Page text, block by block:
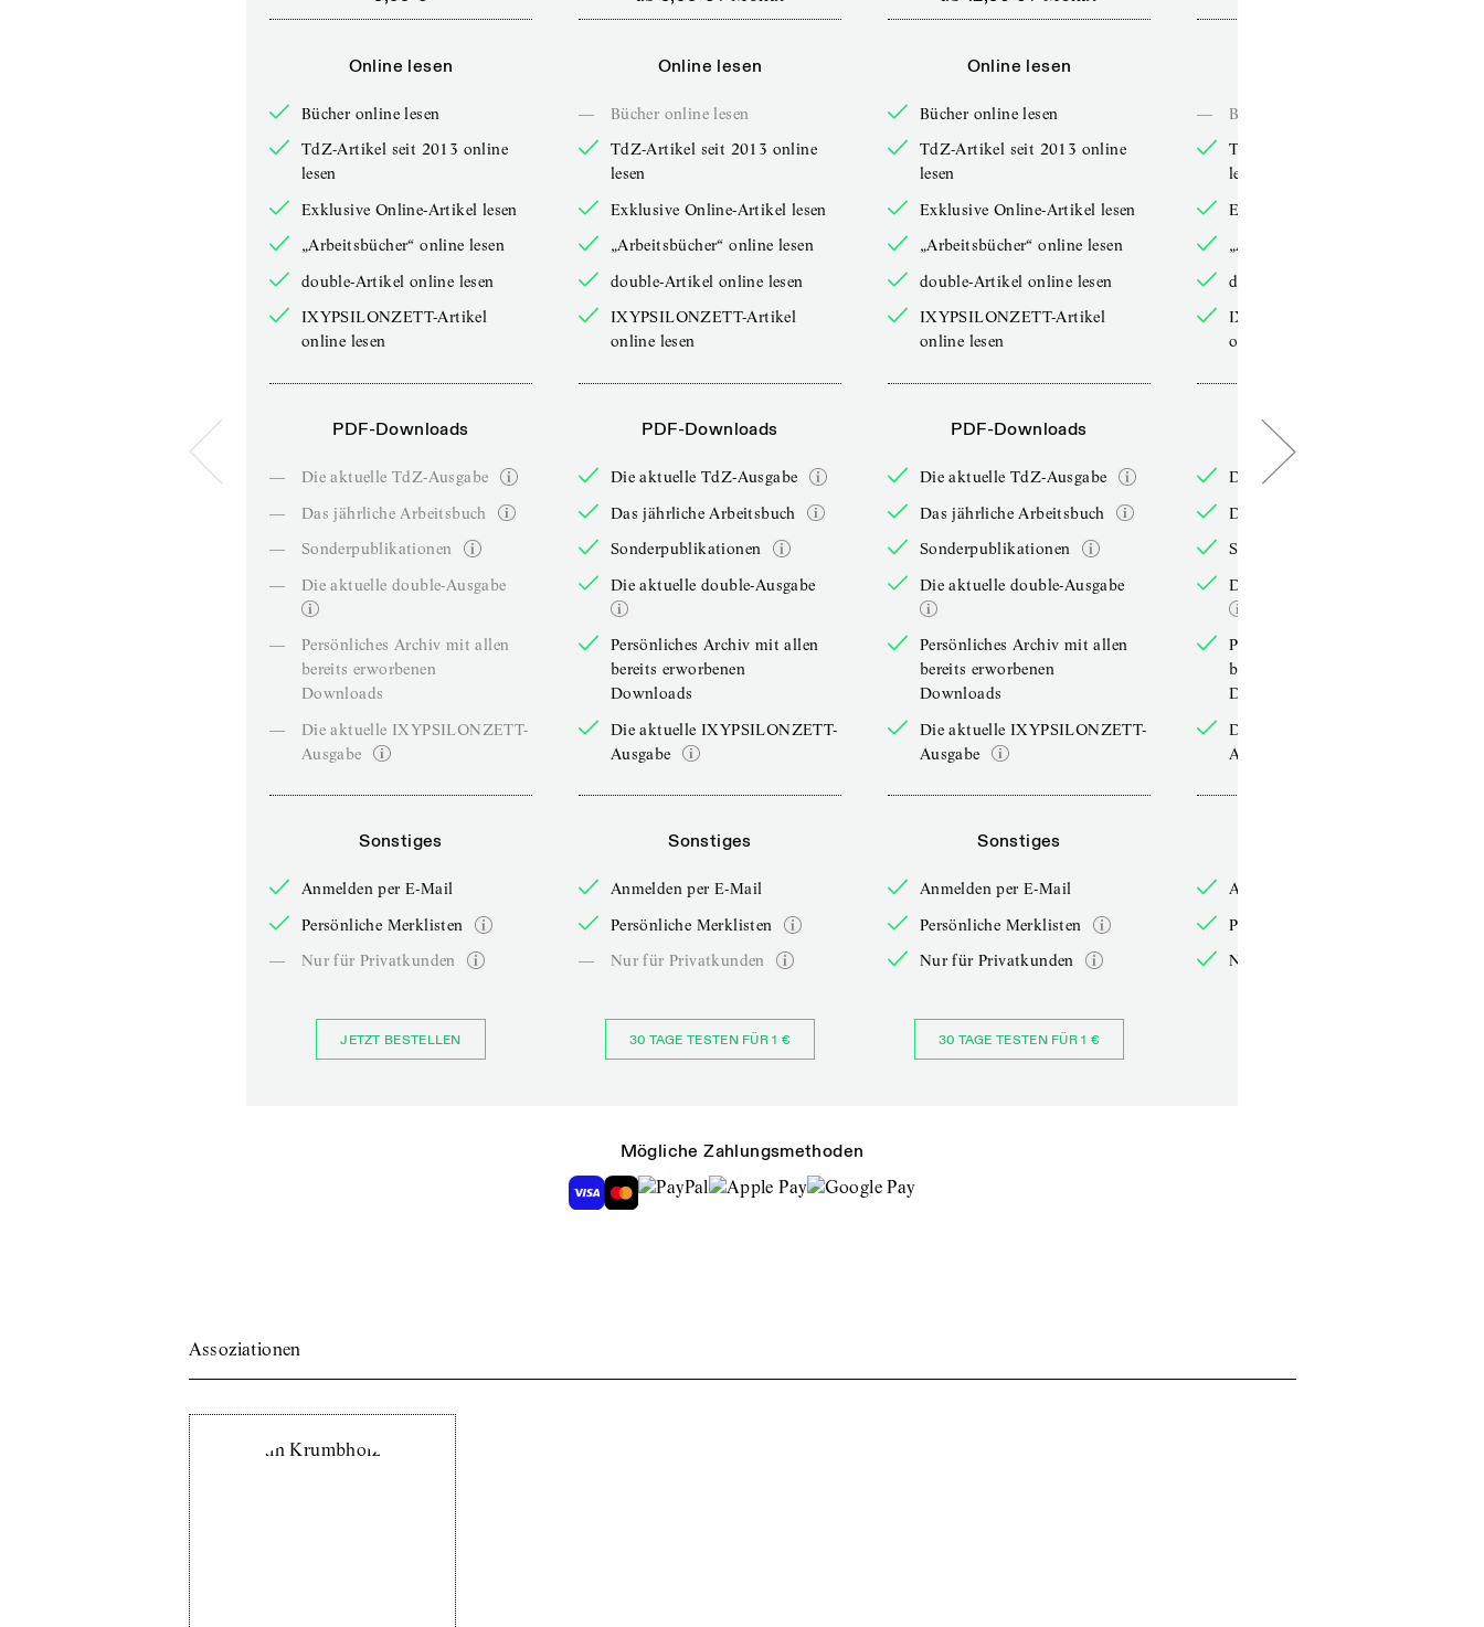
Online lesen
Bücher online lesen
TdZ-Artikel seit 2013 online
lesen
Exklusive Online-Artikel lesen
„Arbeitsbücher“ online lesen
double-Artikel online lesen
IXYPSILONZETT-Artikel
online lesen
PDF-Downloads
—
Die aktuelle TdZ-Ausgabe
—
Das jährliche Arbeitsbuch
—
Sonderpublikationen
—
Die aktuelle double-Ausgabe
—
Persönliches Archiv mit allen
bereits erworbenen
Downloads
—
Die aktuelle IXYPSILONZETT-
Ausgabe
Sonstiges
Anmelden per E-Mail
Persönliche Merklisten
—
Nur für Privatkunden
JETZT BESTELLEN
Online lesen
—
Bücher online lesen
TdZ-Artikel seit 2013 online
lesen
Exklusive Online-Artikel lesen
„Arbeitsbücher“ online lesen
double-Artikel online lesen
IXYPSILONZETT-Artikel
online lesen
PDF-Downloads
Die aktuelle TdZ-Ausgabe
Das jährliche Arbeitsbuch
Sonderpublikationen
Die aktuelle double-Ausgabe
Persönliches Archiv mit allen
bereits erworbenen
Downloads
Die aktuelle IXYPSILONZETT-
Ausgabe
Sonstiges
Anmelden per E-Mail
Persönliche Merklisten
—
Nur für Privatkunden
30 TAGE TESTEN FÜR 1 €
Online lesen
Bücher online lesen
TdZ-Artikel seit 2013 online
lesen
Exklusive Online-Artikel lesen
„Arbeitsbücher“ online lesen
double-Artikel online lesen
IXYPSILONZETT-Artikel
online lesen
PDF-Downloads
Die aktuelle TdZ-Ausgabe
Das jährliche Arbeitsbuch
Sonderpublikationen
Die aktuelle double-Ausgabe
Persönliches Archiv mit allen
bereits erworbenen
Downloads
Die aktuelle IXYPSILONZETT-
Ausgabe
Sonstiges
Anmelden per E-Mail
Persönliche Merklisten
Nur für Privatkunden
30 TAGE TESTEN FÜR 1 €
—
Bücher online lesen
TdZ-Artikel seit 2013 online
lesen
Exklusive Online-Artikel lesen
„Arbeitsbücher“ online lesen
double-Artikel online lesen
IXYPSILONZETT-Artikel
online lesen
PDF-Downloads
Die aktuelle TdZ-Ausgabe
Das jährliche Arbeitsbuch
Sonderpublikationen
Die aktuelle double-Ausgabe
Persönliches Archiv mit allen
bereits erworbenen
Downloads
Die aktuelle IXYPSILONZETT-
Ausgabe
Anmelden per E-Mail
Persönliche Merklisten
Nur für Privatkunden
Mögliche Zahlungsmethoden
Assoziationen